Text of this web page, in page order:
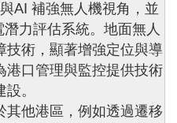
AI 補強無人機視角，並
力評估系統。地面無人
技術，顯著增強定位與導
港口管理與監控提供技術
。
其他港區，例如透過遷移